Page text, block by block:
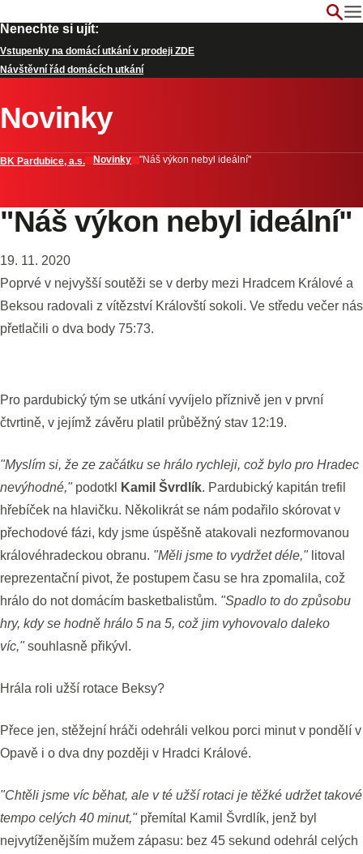
Nenechte si ujít:
Vstupenky na domácí utkání v prodeji ZDE
Návštěvní řád domácích utkání
Novinky
BK Pardubice, a.s. Novinky "Náš výkon nebyl ideální"
"Náš výkon nebyl ideální"
19. 11. 2020
Poprvé v nejvyšší soutěži se v derby mezi Hradcem Králové a
Beksou radovali z vítězství Královští sokoli. Ve středu večer nás
přetlačili o dva body 75:73.
Pro pardubický tým se utkání vyvíjelo příznivě jen v první
čtvrtině, v jejímž závěru platil průběžný stav 12:19.
"Myslím si, že ze začátku se hrálo rychleji, což bylo pro Hradec
nevýhodné,"podotkl Kamil Švrdlík. Pardubický kapitán trefil
hřebíček na hlavičku. Několikrát se nám podařilo skórovat v
přechodové fázi, kdy jsme úspěšně atakovali nezformovanou
královéhradeckou obranu. "Měli jsme to vydržet déle," litoval
reprezentační pivot, že postupem času se hra zpomalila, což
hrálo do not domácím basketbalistům. "Spadlo to do způsobu
hry, kdy se hodně hrálo 5 na 5, což jim vyhovovalo daleko
víc,"souhlasně přikývl.
Hrála roli užší rotace Beksy?
Přece jen, stěžejní hráči odehráli velkou porci minut v pondělí v
Opavě i o dva dny později v Hradci Králové.
"Chtěli jsme víc běhat, ale v té užší rotaci je těžké udržet takové
tempo celých 40 minut,"přemítal Kamil Švrdlík, jenž byl
nejvytíženějším mužem zápasu: bez 45 sekund odehrál celých